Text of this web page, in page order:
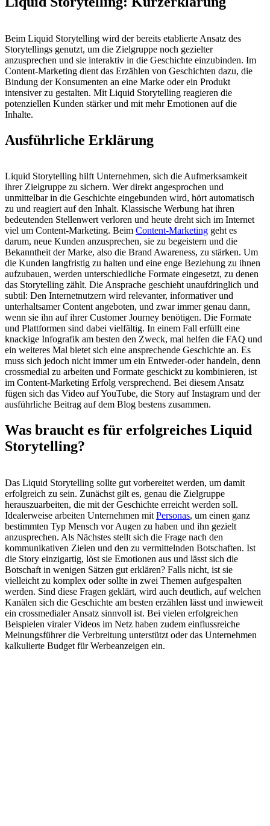
Beim Liquid Storytelling wird der bereits etablierte Ansatz des
Storytellings genutzt, um die Zielgruppe noch gezielter
anzusprechen und sie interaktiv in die Geschichte einzubinden. Im
Content-Marketing dient das Erzählen von Geschichten dazu, die
Bindung der Konsumenten an eine Marke oder ein Produkt
intensiver zu gestalten. Mit Liquid Storytelling reagieren die
potenziellen Kunden stärker und mit mehr Emotionen auf die
Inhalte.
Ausführliche Erklärung
Liquid Storytelling hilft Unternehmen, sich die Aufmerksamkeit
ihrer Zielgruppe zu sichern. Wer direkt angesprochen und
unmittelbar in die Geschichte eingebunden wird, hört automatisch
zu und reagiert auf den Inhalt. Klassische Werbung hat ihren
bedeutenden Stellenwert verloren und heute dreht sich im Internet
viel um Content-Marketing. Beim Content-Marketing geht es
darum, neue Kunden anzusprechen, sie zu begeistern und die
Bekanntheit der Marke, also die Brand Awareness, zu stärken. Um
die Kunden langfristig zu halten und eine enge Beziehung zu ihnen
aufzubauen, werden unterschiedliche Formate eingesetzt, zu denen
das Storytelling zählt. Die Ansprache geschieht unaufdringlich und
subtil: Den Internetnutzern wird relevanter, informativer und
unterhaltsamer Content angeboten, und zwar immer genau dann,
wenn sie ihn auf ihrer Customer Journey benötigen. Die Formate
und Plattformen sind dabei vielfältig. In einem Fall erfüllt eine
knackige Infografik am besten den Zweck, mal helfen die FAQ und
ein weiteres Mal bietet sich eine ansprechende Geschichte an. Es
muss sich jedoch nicht immer um ein Entweder-oder handeln, denn
crossmedial zu arbeiten und Formate geschickt zu kombinieren, ist
im Content-Marketing Erfolg versprechend. Bei diesem Ansatz
fügen sich das Video auf YouTube, die Story auf Instagram und der
ausführliche Beitrag auf dem Blog bestens zusammen.
Was braucht es für erfolgreiches Liquid
Storytelling?
Das Liquid Storytelling sollte gut vorbereitet werden, um damit
erfolgreich zu sein. Zunächst gilt es, genau die Zielgruppe
herauszuarbeiten, die mit der Geschichte erreicht werden soll.
Idealerweise arbeiten Unternehmen mit Personas, um einen ganz
bestimmten Typ Mensch vor Augen zu haben und ihn gezielt
anzusprechen. Als Nächstes stellt sich die Frage nach den
kommunikativen Zielen und den zu vermittelnden Botschaften. Ist
die Story einzigartig, löst sie Emotionen aus und lässt sich die
Botschaft in wenigen Sätzen gut erklären? Falls nicht, ist sie
vielleicht zu komplex oder sollte in zwei Themen aufgespalten
werden. Sind diese Fragen geklärt, wird auch deutlich, auf welchen
Kanälen sich die Geschichte am besten erzählen lässt und inwieweit
ein crossmedialer Ansatz sinnvoll ist. Bei vielen erfolgreichen
Beispielen viraler Videos im Netz haben zudem einflussreiche
Meinungsführer die Verbreitung unterstützt oder das Unternehmen
kalkulierte Budget für Werbeanzeigen ein.